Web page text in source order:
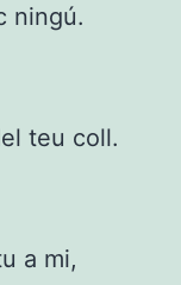
ningú.
teu coll.
a mi,